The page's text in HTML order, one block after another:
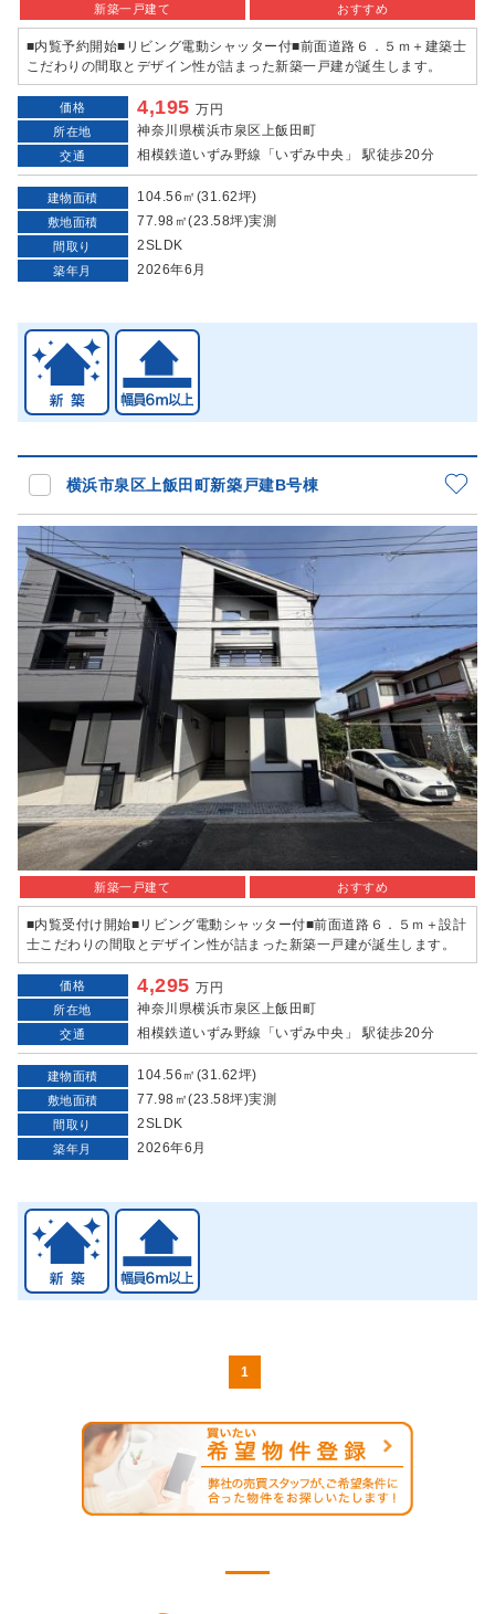
新築一戸建て おすすめ
■内覧予約開始■リビング電動シャッター付■前面道路６．５ｍ＋建築士
こだわりの間取とデザイン性が詰まった新築一戸建が誕生します。
価格 4,195万円
所在地 神奈川県横浜市泉区上飯田町
交通 相模鉄道いずみ野線「いずみ中央」 駅徒歩20分
建物面積 104.56㎡(31.62坪)
敷地面積 77.98㎡(23.58坪)実測
間取り 2SLDK
築年月 2026年6月
横浜市泉区上飯田町新築戸建B号棟
新築一戸建て おすすめ
■内覧受付け開始■リビング電動シャッター付■前面道路６．５ｍ＋設計
士こだわりの間取とデザイン性が詰まった新築一戸建が誕生します。
価格 4,295万円
所在地 神奈川県横浜市泉区上飯田町
交通 相模鉄道いずみ野線「いずみ中央」 駅徒歩20分
建物面積 104.56㎡(31.62坪)
敷地面積 77.98㎡(23.58坪)実測
間取り 2SLDK
築年月 2026年6月
1